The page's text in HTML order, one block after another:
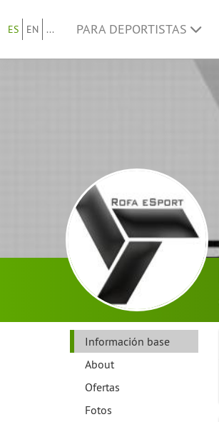
ES EN ... PARA DEPORTISTAS
Información base
About
Ofertas
Fotos